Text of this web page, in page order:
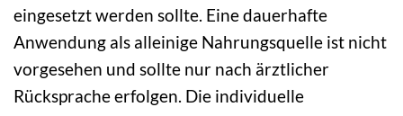
eingesetzt werden sollte. Eine dauerhafte
Anwendung als alleinige Nahrungsquelle ist nicht
vorgesehen und sollte nur nach ärztlicher
Rücksprache erfolgen. Die individuelle